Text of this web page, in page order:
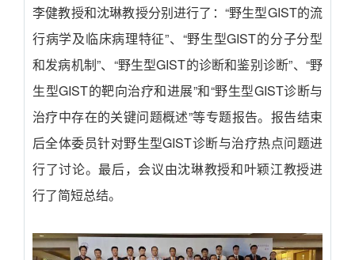
李健教授和沈琳教授分别进行了：“野生型GIST的流
行病学及临床病理特征”、“野生型GIST的分子分型
和发病机制”、“野生型GIST的诊断和鉴别诊断”、“野
生型GIST的靶向治疗和进展”和“野生型GIST诊断与
治疗中存在的关键问题概述”等专题报告。报告结束
后全体委员针对野生型GIST诊断与治疗热点问题进
行了讨论。最后，会议由沈琳教授和叶颖江教授进
行了简短总结。